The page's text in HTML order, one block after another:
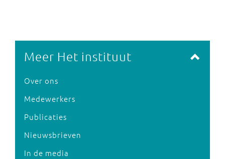
Meer Het instituut
Over ons
Medewerkers
Publicaties
Nieuwsbrieven
In de media